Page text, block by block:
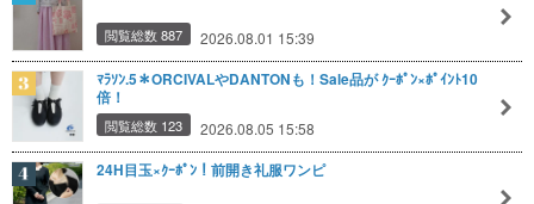
閲覧総数 887 2026.08.01 15:39
ﾏﾗｿﾝ.5＊ORCIVALやDANTONも！Sale品が ｸｰﾎﾟﾝ×ﾎﾟｲﾝﾄ10
倍！
閲覧総数 123 2026.08.05 15:58
24H目玉×ｸｰﾎﾟﾝ！前開き礼服ワンピ